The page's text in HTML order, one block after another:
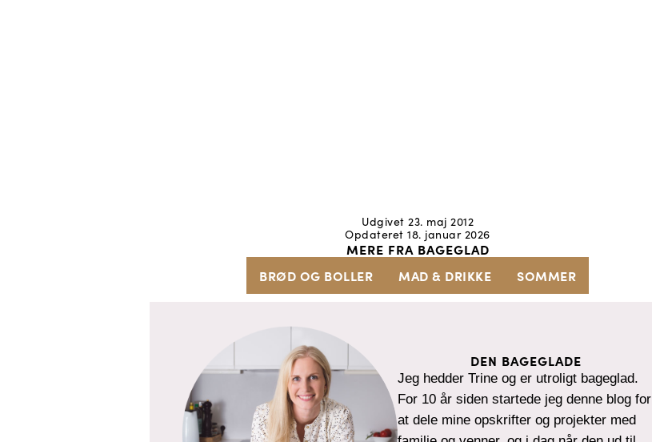
Udgivet 23. maj 2012
Opdateret 18. januar 2026
MERE FRA BAGEGLAD
BRØD OG BOLLER
MAD & DRIKKE SOMMER
DEN BAGEGLADE
Jeg hedder Trine og er utroligt bageglad.
For 10 år siden startede jeg denne blog for
at dele mine opskrifter og projekter med